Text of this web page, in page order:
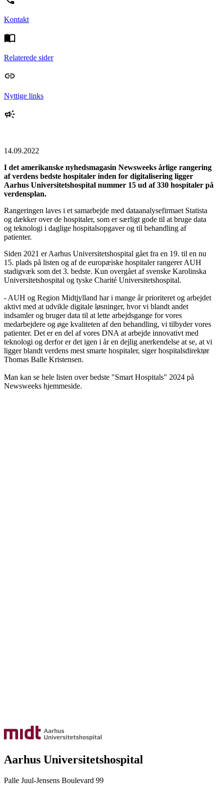
Kontakt
Relaterede sider
Nyttige links
14.09.2022
I det amerikanske nyhedsmagasin Newsweeks årlige rangering
af verdens bedste hospitaler inden for digitalisering ligger
Aarhus Universitetshospital nummer 15 ud af 330 hospitaler på
verdensplan.
Rangeringen laves i et samarbejde med dataanalysefirmaet Statista
og dækker over de hospitaler, som er særligt gode til at bruge data
og teknologi i daglige hospitalsopgaver og til behandling af
patienter.
Siden 2021 er Aarhus Universitetshospital gået fra en 19. til en nu
15. plads på listen og af de europæiske hospitaler rangerer AUH
stadigvæk som det 3. bedste. Kun overgået af svenske Karolinska
Universitetshospital og tyske Charité Universitetshospital.
- AUH og Region Midtjylland har i mange år prioriteret og arbejdet
aktivt med at udvikle digitale løsninger, hvor vi blandt andet
indsamler og bruger data til at lette arbejdsgange for vores
medarbejdere og øge kvaliteten af den behandling, vi tilbyder vores
patienter. Det er en del af vores DNA at arbejde innovativt med
teknologi og derfor er det igen i år en dejlig anerkendelse at se, at vi
ligger blandt verdens mest smarte hospitaler, siger hospitalsdirektør
Thomas Balle Kristensen.
Man kan se hele listen over bedste "Smart Hospitals" 2024 på
Newsweeks hjemmeside.
Aarhus Universitetshospital
Palle Juul-Jensens Boulevard 99